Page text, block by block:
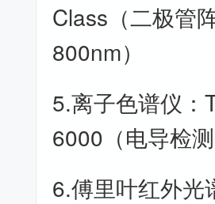
Class（二极管
800nm）
5.离子色谱仪：
6000（电导检
6.傅里叶红外光